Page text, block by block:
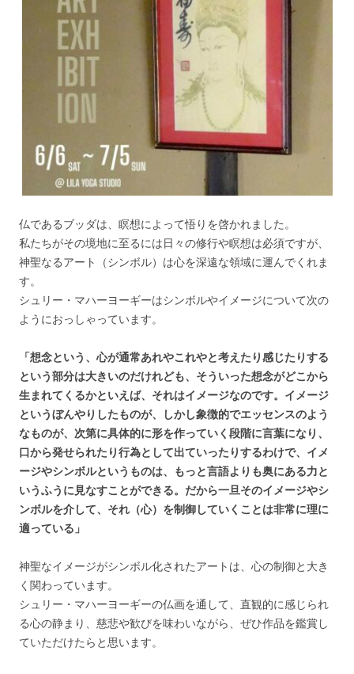
仏であるブッダは、瞑想によって悟りを啓かれました。
私たちがその境地に至るには日々の修行や瞑想は必須ですが、
神聖なるアート（シンボル）は心を深遠な領域に運んでくれま
す。
シュリー・マハーヨーギーはシンボルやイメージについて次の
ようにおっしゃっています。
「想念という、心が通常あれやこれやと考えたり感じたりする
という部分は大きいのだけれども、そういった想念がどこから
生まれてくるかといえば、それはイメージなのです。イメージ
というぼんやりしたものが、しかし象徴的でエッセンスのよう
なものが、次第に具体的に形を作っていく段階に言葉になり、
口から発せられたり行為として出ていったりするわけで、イメ
ージやシンボルというものは、もっと言語よりも奥にある力と
いうふうに見なすことができる。だから一旦そのイメージやシ
ンボルを介して、それ（心）を制御していくことは非常に理に
適っている」
神聖なイメージがシンボル化されたアートは、心の制御と大き
く関わっています。
シュリー・マハーヨーギーの仏画を通して、直観的に感じられ
る心の静まり、慈悲や歓びを味わいながら、ぜひ作品を鑑賞し
ていただけたらと思います。